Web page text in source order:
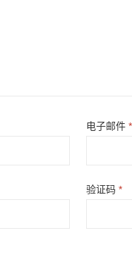
电子邮件*
验证码*